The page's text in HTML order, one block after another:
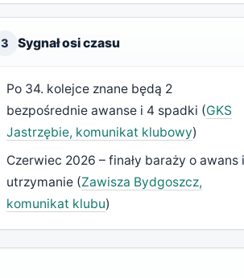
3 Sygnał osi czasu
Po 34. kolejce znane będą 2
bezpośrednie awanse i 4 spadki (GKS
Jastrzębie, komunikat klubowy)
Czerwiec 2026 – finały baraży o awans i
utrzymanie (Zawisza Bydgoszcz,
komunikat klubu)